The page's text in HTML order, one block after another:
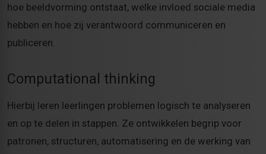
hoe beeldvorming ontstaat, welke invloed sociale media
hebben en hoe zij verantwoord communiceren en
publiceren.
Computational thinking
Hierbij leren leerlingen problemen logisch te analyseren
en op te delen in stappen. Ze ontwikkelen begrip voor
patronen, structuren, automatisering en de werking van